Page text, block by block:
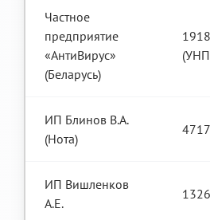
Частное
предприятие
«АнтиВирус»
(Беларусь)
ИП Блинов В.А.
(Нота)
ИП Вишленков
А.Е.